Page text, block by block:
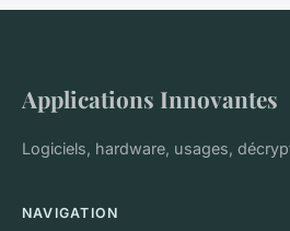
Applications Innovantes
Logiciels, hardware, usages,
NAVIGATION